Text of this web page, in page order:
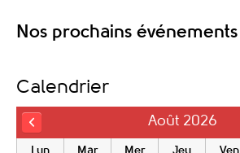
Nos prochains événements
Calendrier
Août 2026
Lun Mar Mer Jeu Ven